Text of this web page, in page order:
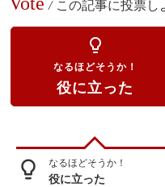
/ この記事に投票し
lightbulb_outline
なるほどそうか！
役に立った
lightbulb_outline なるほどそうか！
役に立った